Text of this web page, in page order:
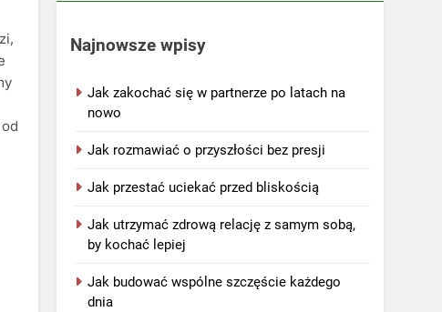
Najnowsze wpisy
Jak zakochać się w partnerze po latach na
nowo
Jak rozmawiać o przyszłości bez presji
Jak przestać uciekać przed bliskością
Jak utrzymać zdrową relację z samym sobą,
by kochać lepiej
Jak budować wspólne szczęście każdego
dnia